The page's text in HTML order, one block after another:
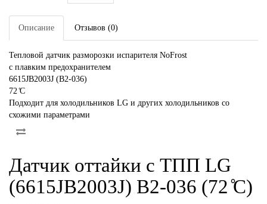
Описание Отзывов (0)
Тепловой датчик разморозки испарителя NoFrost
с плавким предохранителем
6615JB2003J (В2-036)
72 ̊С
Подходит для холодильников LG и других холодильников со
схожими параметрами
Датчик оттайки с ТПП LG
(6615JB2003J) В2-036 (72 ̊С)